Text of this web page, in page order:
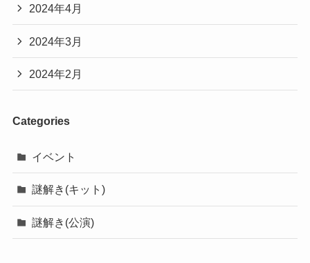
2024年4月
2024年3月
2024年2月
Categories
イベント
謎解き(キット)
謎解き(公演)